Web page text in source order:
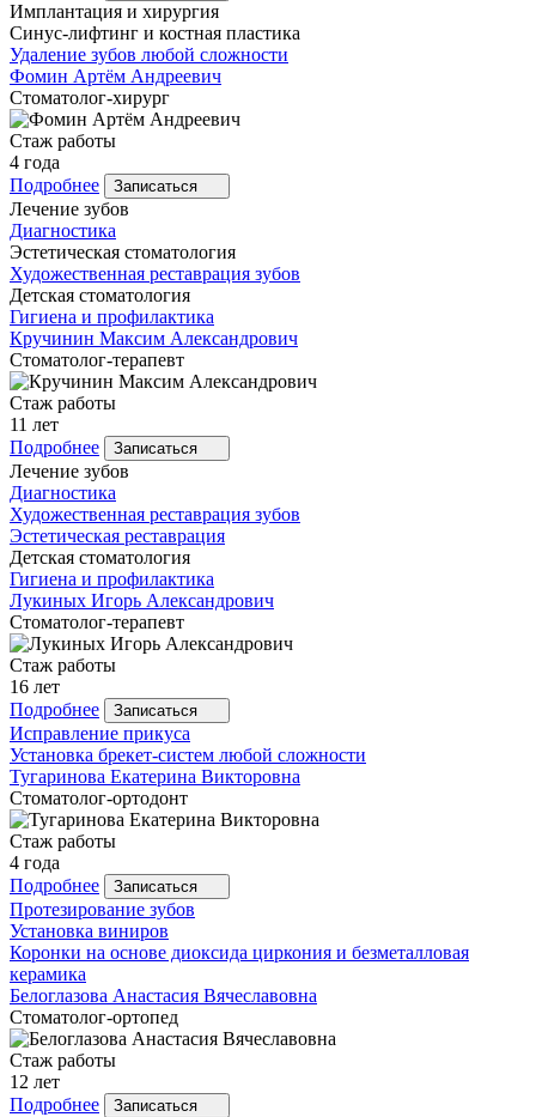
Имплантация и хирургия
Синус-лифтинг и костная пластика
Удаление зубов любой сложности
Фомин Артём Андреевич
Стоматолог-хирург
Стаж работы
4 года
Подробнее
Записаться
Лечение зубов
Диагностика
Эстетическая стоматология
Художественная реставрация зубов
Детская стоматология
Гигиена и профилактика
Кручинин Максим Александрович
Стоматолог-терапевт
Стаж работы
11 лет
Подробнее
Записаться
Лечение зубов
Диагностика
Художественная реставрация зубов
Эстетическая реставрация
Детская стоматология
Гигиена и профилактика
Лукиных Игорь Александрович
Стоматолог-терапевт
Стаж работы
16 лет
Подробнее
Записаться
Исправление прикуса
Установка брекет-систем любой сложности
Тугаринова Екатерина Викторовна
Стоматолог-ортодонт
Стаж работы
4 года
Подробнее
Записаться
Протезирование зубов
Установка виниров
Коронки на основе диоксида циркония и безметалловая
керамика
Белоглазова Анастасия Вячеславовна
Стоматолог-ортопед
Стаж работы
12 лет
Подробнее
Записаться